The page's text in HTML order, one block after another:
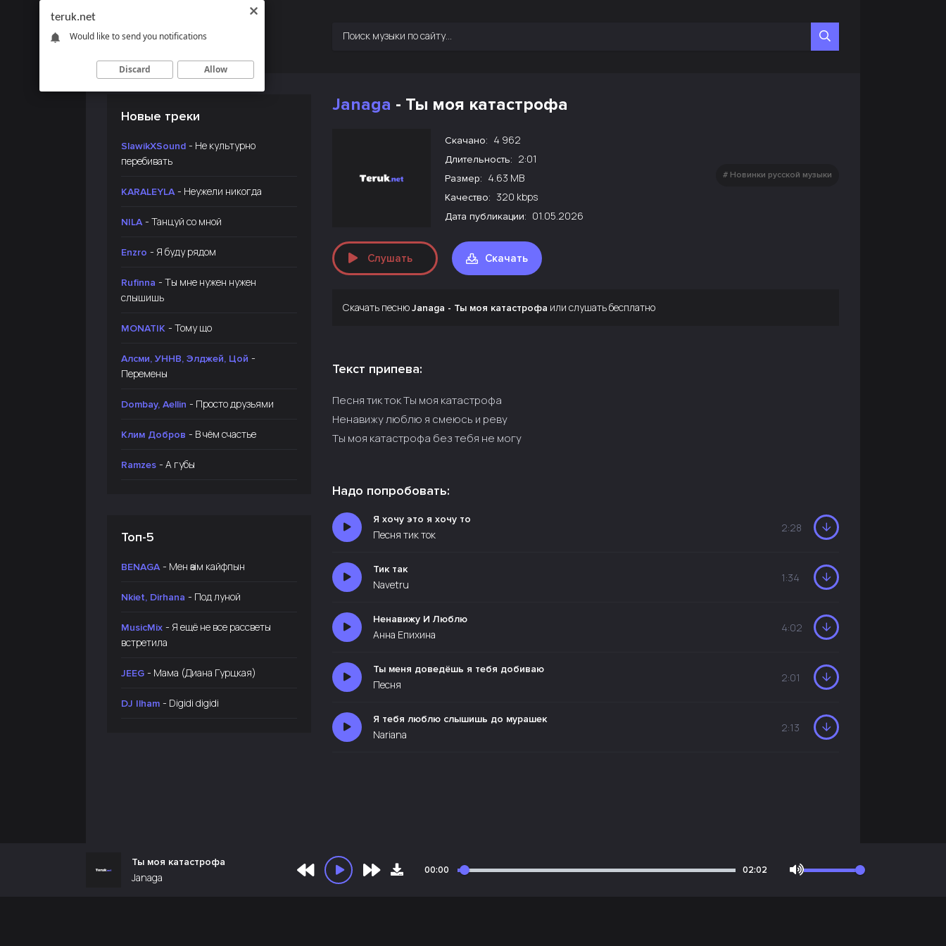
Новые треки
SlawikXSound - Не культурно
перебивать
KARALEYLA - Неужели никогда
NILA - Танцуй со мной
Enzro - Я буду рядом
Rufinna - Ты мне нужен нужен
слышишь
MONATIK - Тому що
Алсми, УННВ, Элджей, Цой -
Перемены
Dombay, Aellin - Просто друзьями
Клим Добров - В чём счастье
Ramzes - А губы
Топ-5
BENAGA - Мен өзім кайфпын
Nkiet, Dirhana - Под луной
MusicMix - Я ещё не все рассветы
встретила
JEEG - Мама (Диана Гурцкая)
DJ Ilham - Digidi digidi
Janaga - Ты моя катастрофа
Скачано: 4 962
Длительность: 2:01
Размер: 4.63 MB
Качество: 320 kbps
Дата публикации: 01.05.2026
Новинки русской музыки
Слушать Скачать
Скачать песнюJanaga - Ты моя катастрофа или слушать бесплатно
Текст припева:
Песня тик ток Ты моя катастрофа
Ненавижу люблю я смеюсь и реву
Ты моя катастрофа без тебя не могу
Надо попробовать:
Я хочу это я хочу то
Песня тик ток
2:28
Тик так
Navetru
1:34
Ненавижу И Люблю
Анна Епихина
4:02
Ты меня доведёшь я тебя добиваю
Песня
2:01
Я тебя люблю слышишь до мурашек
Nariana
2:13
Ты моя катастрофа
Janaga
00:00 02:02
teruk.net
Would like to send you notifications
Discard Allow